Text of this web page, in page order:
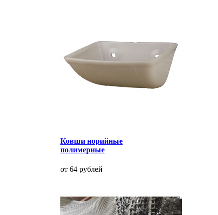
Ковши норийные
полимерные
от 64 рублей